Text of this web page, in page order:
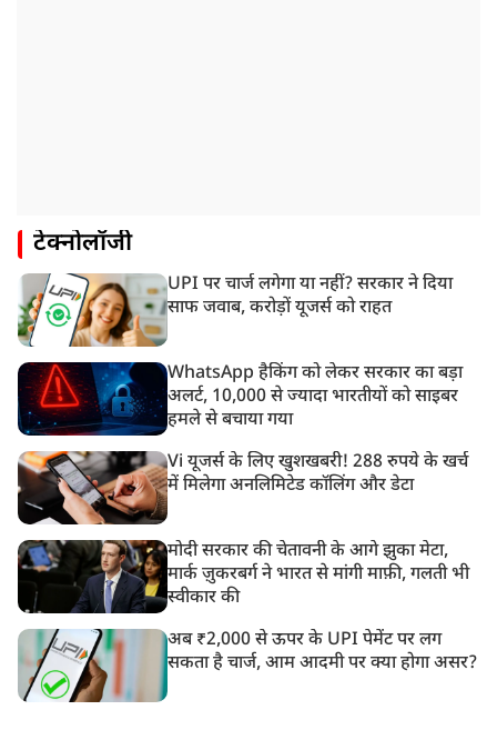
टेक्नोलॉजी
UPI पर चार्ज लगेगा या नहीं? सरकार ने दिया
साफ जवाब, करोड़ों यूजर्स को राहत
WhatsApp हैकिंग को लेकर सरकार का बड़ा
अलर्ट, 10,000 से ज्यादा भारतीयों को साइबर
हमले से बचाया गया
Vi यूजर्स के लिए खुशखबरी! 288 रुपये के खर्च
में मिलेगा अनलिमिटेड कॉलिंग और डेटा
मोदी सरकार की चेतावनी के आगे झुका मेटा,
मार्क ज़ुकरबर्ग ने भारत से मांगी माफ़ी, गलती भी
स्वीकार की
अब ₹2,000 से ऊपर के UPI पेमेंट पर लग
सकता है चार्ज, आम आदमी पर क्या होगा असर?